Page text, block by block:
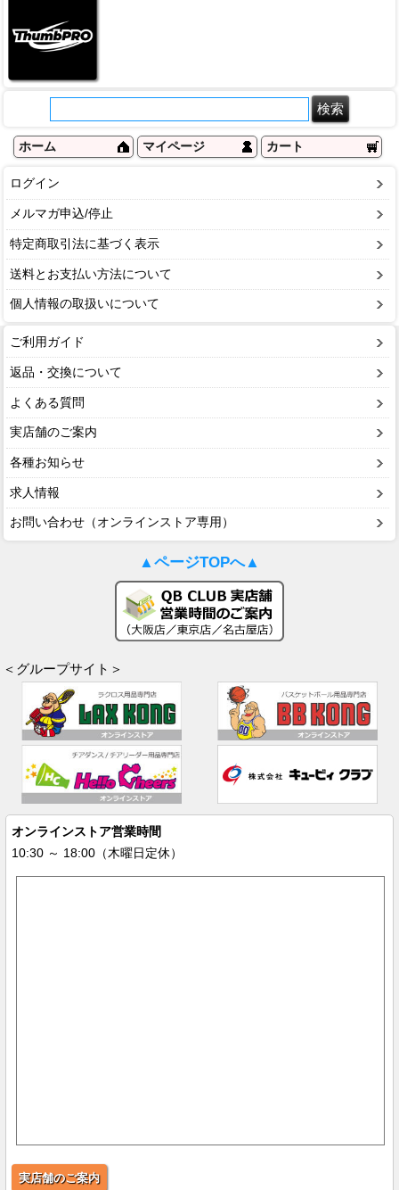
ホーム マイページ カート
ログイン
メルマガ申込/停止
特定商取引法に基づく表示
送料とお支払い方法について
個人情報の取扱いについて
ご利用ガイド
返品・交換について
よくある質問
実店舗のご案内
各種お知らせ
求人情報
お問い合わせ（オンラインストア専用）
▲ページTOPへ▲
＜グループサイト＞
オンラインストア営業時間
10:30 ～ 18:00（木曜日定休）
実店舗のご案内